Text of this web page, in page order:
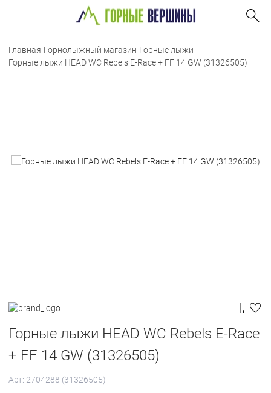
Главная-Горнолыжный магазин-Горные лыжи-
Горные лыжи HEAD WC Rebels E-Race + FF 14 GW (31326505)
Горные лыжи HEAD WC Rebels E-Race
+ FF 14 GW (31326505)
Арт: 2704288 (31326505)